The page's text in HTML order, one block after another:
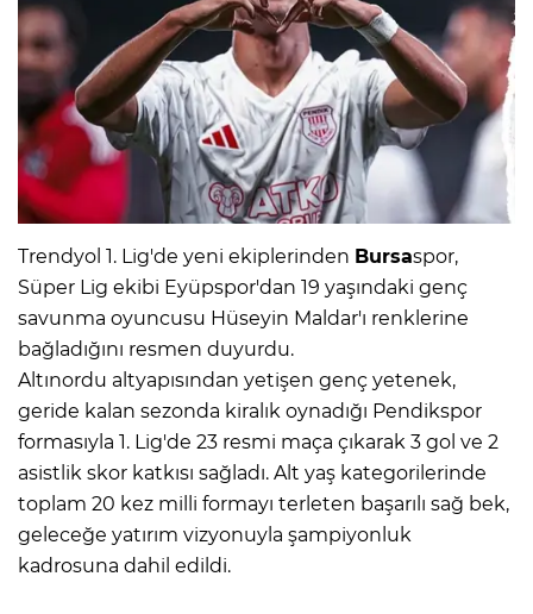
Trendyol 1. Lig'de yeni ekiplerinden Bursaspor,
Süper Lig ekibi Eyüpspor'dan 19 yaşındaki genç
savunma oyuncusu Hüseyin Maldar'ı renklerine
bağladığını resmen duyurdu.
Altınordu altyapısından yetişen genç yetenek,
geride kalan sezonda kiralık oynadığı Pendikspor
formasıyla 1. Lig'de 23 resmi maça çıkarak 3 gol ve 2
asistlik skor katkısı sağladı. Alt yaş kategorilerinde
toplam 20 kez milli formayı terleten başarılı sağ bek,
geleceğe yatırım vizyonuyla şampiyonluk
kadrosuna dahil edildi.